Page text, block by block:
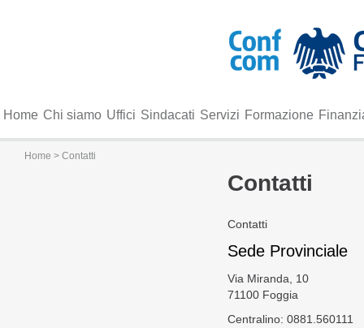
Home Chi siamo Uffici Sindacati Servizi Formazione
Home > Contatti
Contatti
Contatti
Sede Provinciale
Via Miranda, 10
71100 Foggia
Centralino: 0881.560111